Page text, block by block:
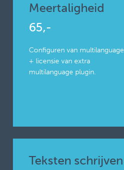
Meertaligheid
65,-
Configuren van multilanguage
+ licensie van extra
multilanguage plugin.
Teksten schrijven